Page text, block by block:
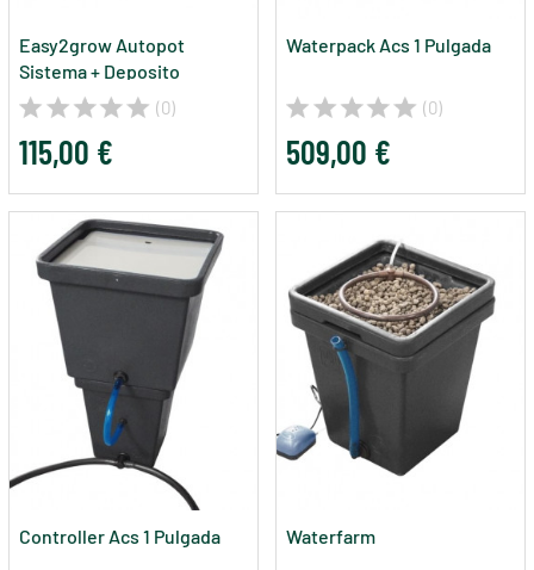
Easy2grow Autopot
Sistema + Deposito
(0)
115,00 €
Waterpack Acs 1 Pulgada
(0)
509,00 €
Controller Acs 1 Pulgada Waterfarm